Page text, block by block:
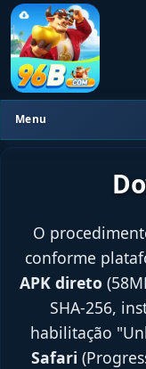
Menu
O
conforme
APK direto
SHA-256,
habilitação
Safari